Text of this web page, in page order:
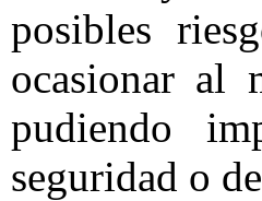
posibles
ocasionar al
pudiendo
seguridad o